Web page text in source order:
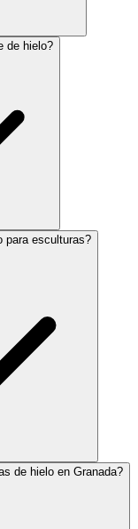
de hielo?
para esculturas?
de hielo en Granada?